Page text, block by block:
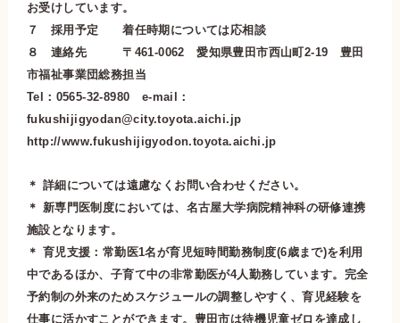
お受けしています。
７ 採用予定 着任時期については応相談
８ 連絡先 〒461-0062 愛知県豊田市西山町2-19 豊田
市福祉事業団総務担当
Tel：0565-32-8980 e-mail：
fukushijigyodan@city.toyota.aichi.jp
http://www.fukushijigyodon.toyota.aichi.jp
＊ 詳細については遠慮なくお問い合わせください。
＊ 新専門医制度においては、名古屋大学病院精神科の研修連携
施設となります。
＊ 育児支援：常勤医1名が育児短時間勤務制度(6歳まで)を利用
中であるほか、子育て中の非常勤医が4人勤務しています。完全
予約制の外来のためスケジュールの調整しやすく、育児経験を
仕事に活かすことができます。豊田市は待機児童ゼロを達成し